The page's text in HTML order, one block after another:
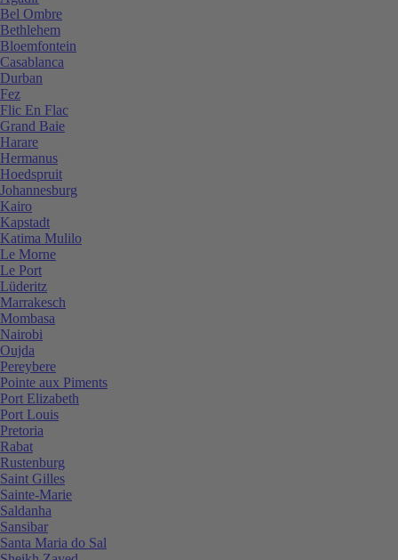
Bel Ombre
Bethlehem
Bloemfontein
Casablanca
Durban
Fez
Flic En Flac
Grand Baie
Harare
Hermanus
Hoedspruit
Johannesburg
Kairo
Kapstadt
Katima Mulilo
Le Morne
Le Port
Lüderitz
Marrakesch
Mombasa
Nairobi
Oujda
Pereybere
Pointe aux Piments
Port Elizabeth
Port Louis
Pretoria
Rabat
Rustenburg
Saint Gilles
Sainte-Marie
Saldanha
Sansibar
Santa Maria do Sal